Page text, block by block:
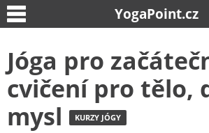
YogaPoint.cz
Jóga pro
cvičení pro tělo,
mysl
KURZY JÓGY